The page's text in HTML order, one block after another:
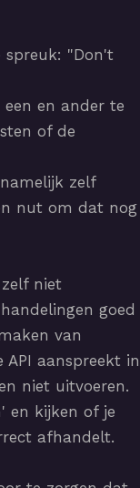
spreuk: "Don't
en ander te
of de
zelf
nut om dat nog
niet
goed
van
API aanspreekt in
niet uitvoeren.
en kijken of je
afhandelt.